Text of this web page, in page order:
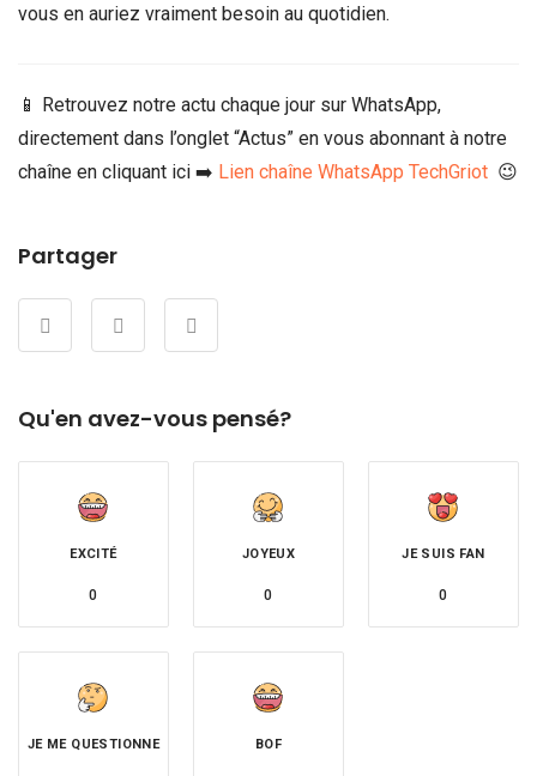
vous en auriez vraiment besoin au quotidien.
📱 Retrouvez notre actu chaque jour sur WhatsApp,
directement dans l’onglet “Actus” en vous abonnant à notre
chaîne en cliquant ici ➡️ Lien chaîne WhatsApp TechGriot 😉
Partager
Qu'en avez-vous pensé?
EXCITÉ
0
JOYEUX
0
JE SUIS FAN
0
JE ME QUESTIONNE BOF